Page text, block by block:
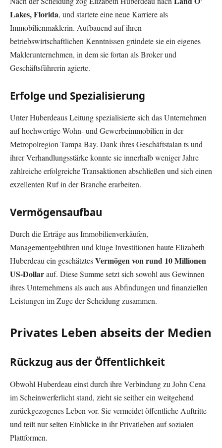
Lakes, Florida, und startete eine neue Karriere als
Immobilienmaklerin. Aufbauend auf ihren
betriebswirtschaftlichen Kenntnissen gründete sie ein eigenes
Maklerunternehmen, in dem sie fortan als Broker und
Geschäftsführerin agierte.
Erfolge und Spezialisierung
Unter Huberdeaus Leitung spezialisierte sich das Unternehmen
auf hochwertige Wohn- und Gewerbeimmobilien in der
Metropolregion Tampa Bay. Dank ihres Geschäftstalan ts und
ihrer Verhandlungsstärke konnte sie innerhalb weniger Jahre
zahlreiche erfolgreiche Transaktionen abschließen und sich einen
exzellenten Ruf in der Branche erarbeiten.
Vermögensaufbau
Durch die Erträge aus Immobilienverkäufen,
Managementgebühren und kluge Investitionen baute Elizabeth
Huberdeau ein geschätztesVermögen von rund 10 Millionen
US-Dollarauf. Diese Summe setzt sich sowohl aus Gewinnen
ihres Unternehmens als auch aus Abfindungen und finanziellen
Leistungen im Zuge der Scheidung zusammen.
Privates Leben abseits der Medien
Rückzug aus der Öffentlichkeit
Obwohl Huberdeau einst durch ihre Verbindung zu John Cena
im Scheinwerferlicht stand, zieht sie seither ein weitgehend
zurückgezogenes Leben vor. Sie vermeidet öffentliche Auftritte
und teilt nur selten Einblicke in ihr Privatleben auf sozialen
Plattformen.